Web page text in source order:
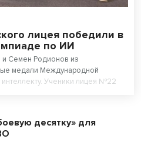
лицея победили в
по ИИ
и Семен Родионов из
медали Международной
Ученики лицея №22
десятку» для